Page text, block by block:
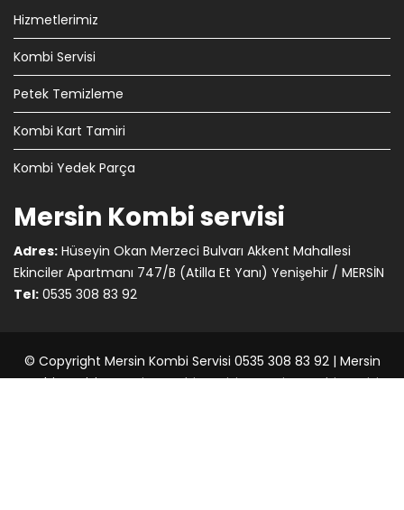
Hizmetlerimiz
Kombi Servisi
Petek Temizleme
Kombi Kart Tamiri
Kombi Yedek Parça
Mersin Kombi servisi
Adres: Hüseyin Okan Merzeci Bulvarı Akkent Mahallesi
Ekinciler Apartmanı 747/B (Atilla Et Yanı) Yenişehir / MERSİN
Tel: 0535 308 83 92
© Copyright Mersin Kombi Servisi 0535 308 83 92 | Mersin
Kombi Servisi-Mersin Kombi Servisi-Mersin Kombi Servisi-